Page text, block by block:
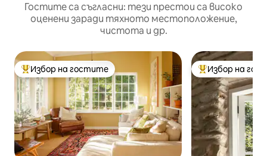
Гостите са съгласни: тези престои са високо
оценени заради тяхното местоположение,
чистота и др.
Най-популярен избор на гостите
Избор на гостите Най-популярен
Избор на